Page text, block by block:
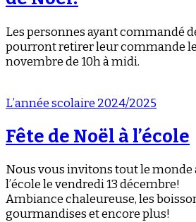
Les personnes ayant commandé
pourront retirer leur commande
novembre de 10h à midi.
L’année scolaire 2024/2025
Fête de Noël à l’école
Nous vous invitons tout le monde
l’école le vendredi 13 décembre!
Ambiance chaleureuse, les
gourmandises et encore plus!